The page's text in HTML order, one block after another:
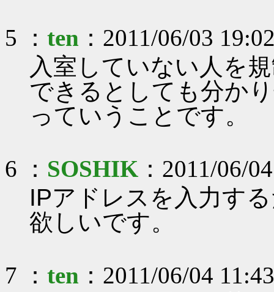
5 ： ten ：2011/06/03
入室していない人を
できるとしても分か
っていうことです。
6 ： SOSHIK ：2011/06/
IPアドレスを入力す
欲しいです。
7 ： ten ：2011/06/04